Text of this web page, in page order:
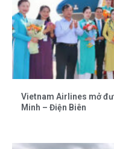
Vietnam Airlines mở
Minh – Điện Biên